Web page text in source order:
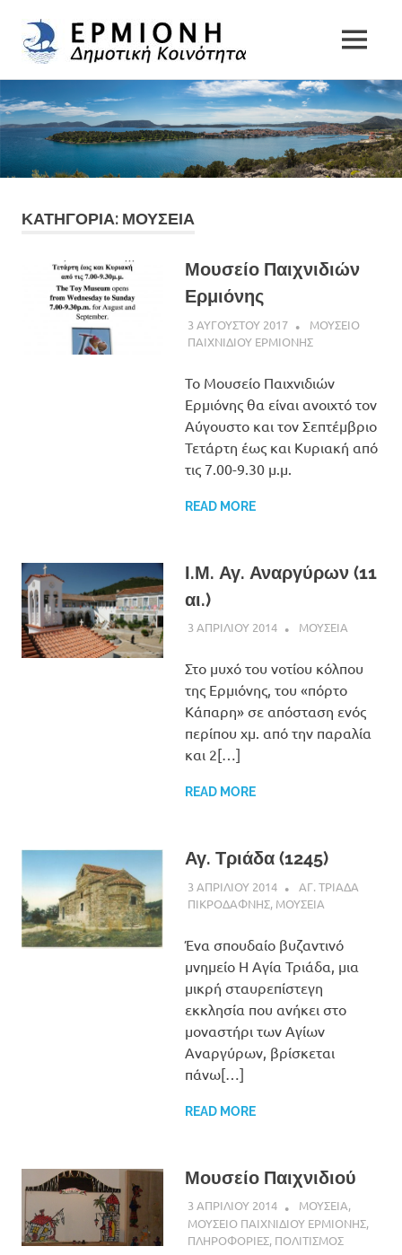
to
content
Δημοτική
Κοινότητα
Ερμιόνης
MENU
ΚΑΤΗΓΟΡΙΑ: ΜΟΥΣΕΙΑ
Μουσείο Παιχνιδιών
Ερμιόνης
3 ΑΥΓΟΥΣΤΟΥ 2017 ADMINISTRATOR
ΜΟΥΣΕΙΟ
ΠΑΙΧΝΙΔΙΟΥ ΕΡΜΙΟΝΗΣ
Το Μουσείο Παιχνιδιών
Ερμιόνης θα είναι ανοιχτό τον
Αύγουστο και τον Σεπτέμβριο
Τετάρτη έως και Κυριακή από
τις 7.00-9.30 μ.μ.
READ MORE
Ι.Μ. Αγ. Αναργύρων (11
αι.)
3 ΑΠΡΙΛΙΟΥ 2014 ADMIN
ΜΟΥΣΕΙΑ
Στο μυχό του νοτίου κόλπου
της Ερμιόνης, του «πόρτο
Κάπαρη» σε απόσταση ενός
περίπου χμ. από την παραλία
και 2[…]
READ MORE
Αγ. Τριάδα (1245)
3 ΑΠΡΙΛΙΟΥ 2014 ADMIN
ΑΓ. ΤΡΙΑΔΑ
ΠΙΚΡΟΔΑΦΝΗΣ, ΜΟΥΣΕΙΑ
Ένα σπουδαίο βυζαντινό
μνημείο Η Αγία Τριάδα, μια
μικρή σταυρεπίστεγη
εκκλησία που ανήκει στο
μοναστήρι των Αγίων
Αναργύρων, βρίσκεται
πάνω[…]
READ MORE
Μουσείο Παιχνιδιού
3 ΑΠΡΙΛΙΟΥ 2014 ADMIN
ΜΟΥΣΕΙΑ,
ΜΟΥΣΕΙΟ ΠΑΙΧΝΙΔΙΟΥ ΕΡΜΙΟΝΗΣ,
ΠΛΗΡΟΦΟΡΙΕΣ, ΠΟΛΙΤΙΣΜΟΣ